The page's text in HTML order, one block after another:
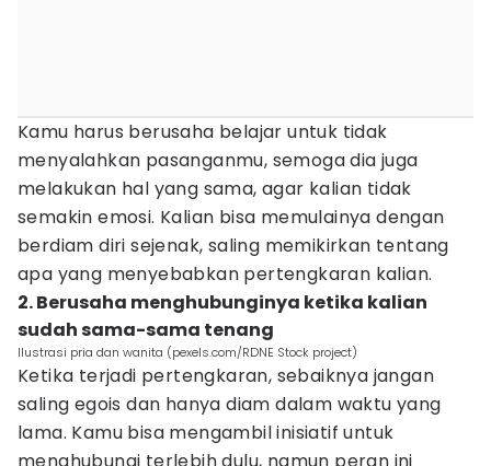
Kamu harus berusaha belajar untuk tidak
menyalahkan pasanganmu, semoga dia juga
melakukan hal yang sama, agar kalian tidak
semakin emosi. Kalian bisa memulainya dengan
berdiam diri sejenak, saling memikirkan tentang
apa yang menyebabkan pertengkaran kalian.
2. Berusaha menghubunginya ketika kalian
sudah sama-sama tenang
Ilustrasi pria dan wanita (pexels.com/RDNE Stock project)
Ketika terjadi pertengkaran, sebaiknya jangan
saling egois dan hanya diam dalam waktu yang
lama. Kamu bisa mengambil inisiatif untuk